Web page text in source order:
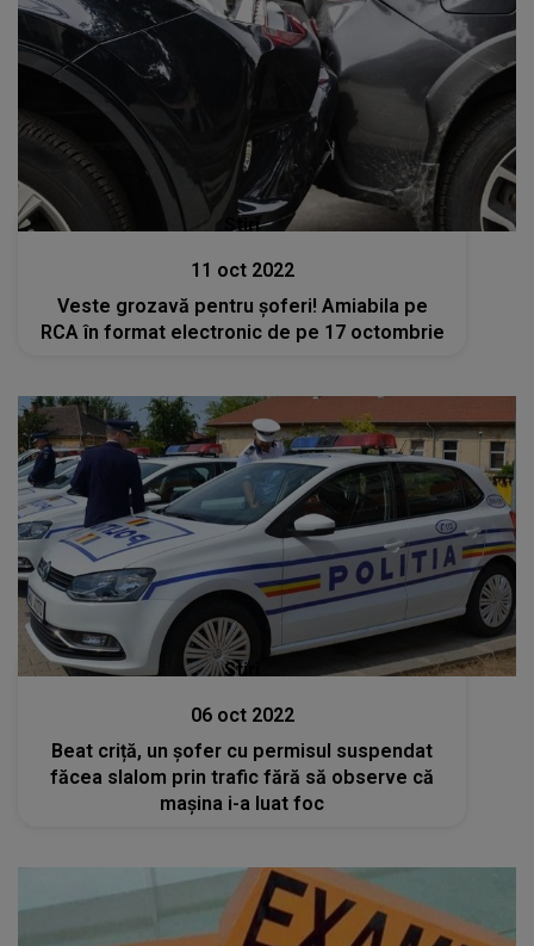
Stiri
11 oct 2022
Veste grozavă pentru șoferi! Amiabila pe
RCA în format electronic de pe 17 octombrie
Stiri
06 oct 2022
Beat criță, un șofer cu permisul suspendat
făcea slalom prin trafic fără să observe că
mașina i-a luat foc